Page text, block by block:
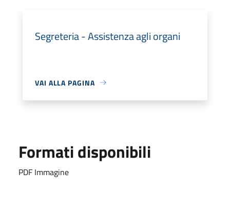
Segreteria - Assistenza agli organi
VAI ALLA PAGINA
Formati disponibili
PDF Immagine